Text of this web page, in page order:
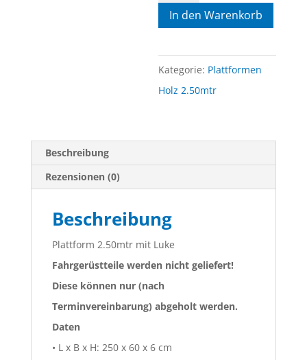
mit
Menge
In den Warenkorb
Kategorie: Plattformen
Holz 2.50mtr
Beschreibung
Rezensionen (0)
Beschreibung
Plattform 2.50mtr mit Luke
Fahrgerüstteile werden nicht geliefert!
Diese können nur (nach
Terminvereinbarung) abgeholt werden.
Daten
• L x B x H: 250 x 60 x 6 cm